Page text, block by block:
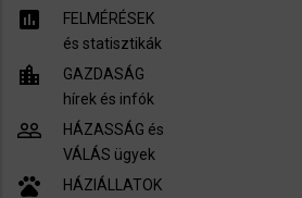
assessment
FELMÉRÉSEK
és statisztikák
location_city
GAZDASÁG
hírek és infók
people_outline
HÁZASSÁG és
VÁLÁS ügyek
pets
HÁZIÁLLATOK